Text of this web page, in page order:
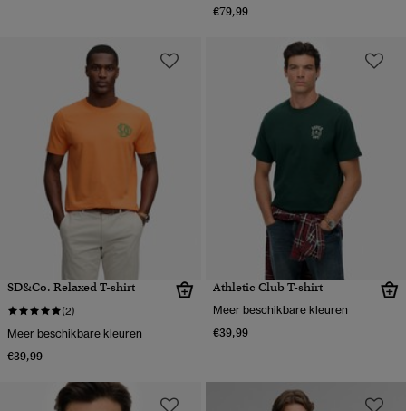
€79,99
SD&Co. Relaxed T-shirt
(2)
Meer beschikbare kleuren
€39,99
Athletic Club T-shirt
Meer beschikbare kleuren
€39,99